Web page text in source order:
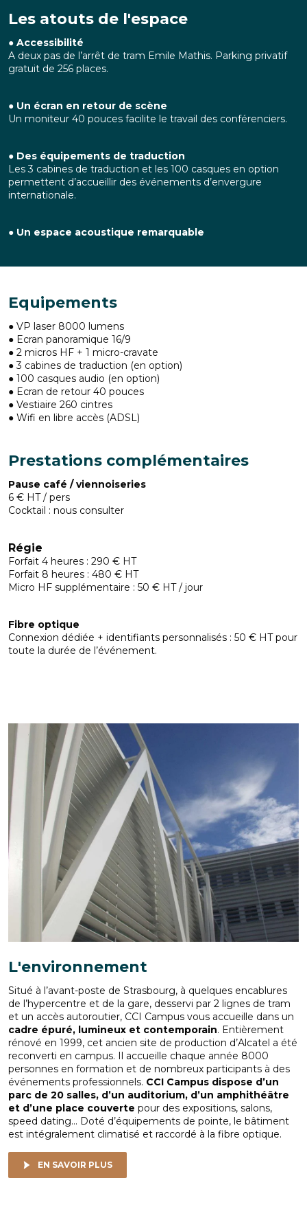
Les atouts de l'espace
● Accessibilité
A deux pas de l’arrêt de tram Emile Mathis. Parking privatif
gratuit de 256 places.
● Un écran en retour de scène
Un moniteur 40 pouces facilite le travail des conférenciers.
● Des équipements de traduction
Les 3 cabines de traduction et les 100 casques en option
permettent d’accueillir des événements d’envergure
internationale.
● Un espace acoustique remarquable
Equipements
● VP laser 8000 lumens
● Ecran panoramique 16/9
● 2 micros HF + 1 micro-cravate
● 3 cabines de traduction (en option)
● 100 casques audio (en option)
● Ecran de retour 40 pouces
● Vestiaire 260 cintres
● Wifi en libre accès (ADSL)
Prestations complémentaires
Pause café / viennoiseries
6 € HT / pers
Cocktail : nous consulter
Régie
Forfait 4 heures : 290 € HT
Forfait 8 heures : 480 € HT
Micro HF supplémentaire : 50 € HT / jour
Fibre optique
Connexion dédiée + identifiants personnalisés : 50 € HT pour
toute la durée de l’événement.
L'environnement
Situé à l’avant-poste de Strasbourg, à quelques encablures
de l’hypercentre et de la gare, desservi par 2 lignes de tram
et un accès autoroutier, CCI Campus vous accueille dans un
cadre épuré, lumineux et contemporain. Entièrement
rénové en 1999, cet ancien site de production d’Alcatel a été
reconverti en campus. Il accueille chaque année 8000
personnes en formation et de nombreux participants à des
événements professionnels. CCI Campus dispose d’un
parc de 20 salles, d’un auditorium, d’un amphithéâtre
et d’une place couverte pour des expositions, salons,
speed dating… Doté d’équipements de pointe, le bâtiment
est intégralement climatisé et raccordé à la fibre optique.
EN SAVOIR PLUS